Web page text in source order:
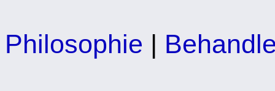
Philosophie |